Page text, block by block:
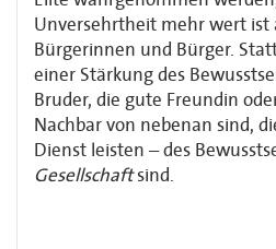
Unversehrtheit mehr wert ist
Bürgerinnen und Bürger.
einer Stärkung des
Bruder, die gute Freundin
Nachbar von nebenan sind,
Dienst leisten – des
Gesellschaftsind.